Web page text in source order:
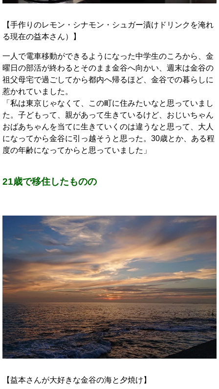
【手作りのレモン・シナモン・シュガー漬けドリンクを淹れ
る現在の益本さん）】
一人で電車移動ができるようになった中学生のころから、金
曜日の部活が終わるとそのまま金谷へ向かい、週末は金谷の
祖父母宅で過ごしてから都内へ帰るほど、金谷での暮らしに
惹かれていました。
「私は東京じゃなくて、この町に住みたいなと思っていまし
た。子どもって、親があって生きているけど、おじいちゃん
おばあちゃんを当てに生きていくのは違うなと思って、大人
になってから金谷に引っ越そうと思った。30歳とか、ある程
度の年齢になってからと思っていました」
21歳で移住したものの
【益本さんが大好きな金谷の海と夕焼け】